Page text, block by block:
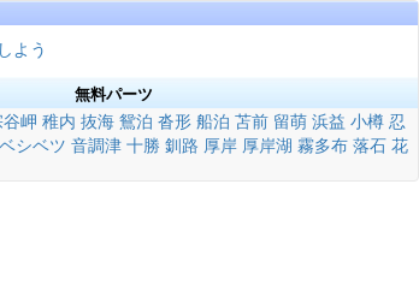
よう
無料パーツ
岬 稚内 抜海 鴛泊 沓形 船泊 苫前 留萌 浜益 小樽 忍
シベツ 音調津 十勝 釧路 厚岸 厚岸湖 霧多布 落石 花